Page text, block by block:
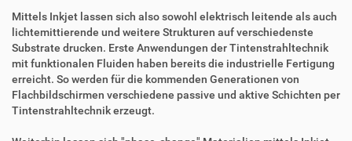
Mittels Inkjet lassen sich also sowohl elektrisch leitende als auch
lichtemittierende und weitere Strukturen auf verschiedenste
Substrate drucken. Erste Anwendungen der Tintenstrahltechnik
mit funktionalen Fluiden haben bereits die industrielle Fertigung
erreicht. So werden für die kommenden Generationen von
Flachbildschirmen verschiedene passive und aktive Schichten per
Tintenstrahltechnik erzeugt.